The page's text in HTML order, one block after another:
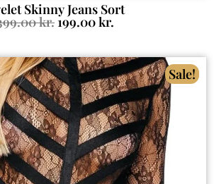
Skinny Jeans Sort
kr.199.00kr.
Sale!